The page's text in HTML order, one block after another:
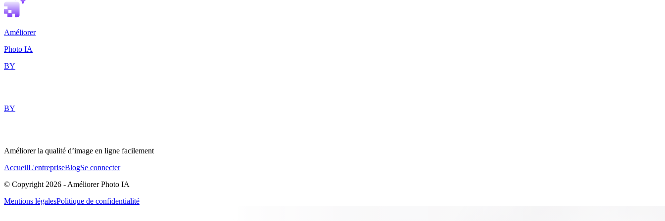
Améliorer
Photo IA
BY
BY
Améliorer la qualité d’image en ligne facilement
AccueilL'entrepriseBlogSe connecter
© Copyright 2026 - Améliorer Photo IA
Mentions légalesPolitique de confidentialité